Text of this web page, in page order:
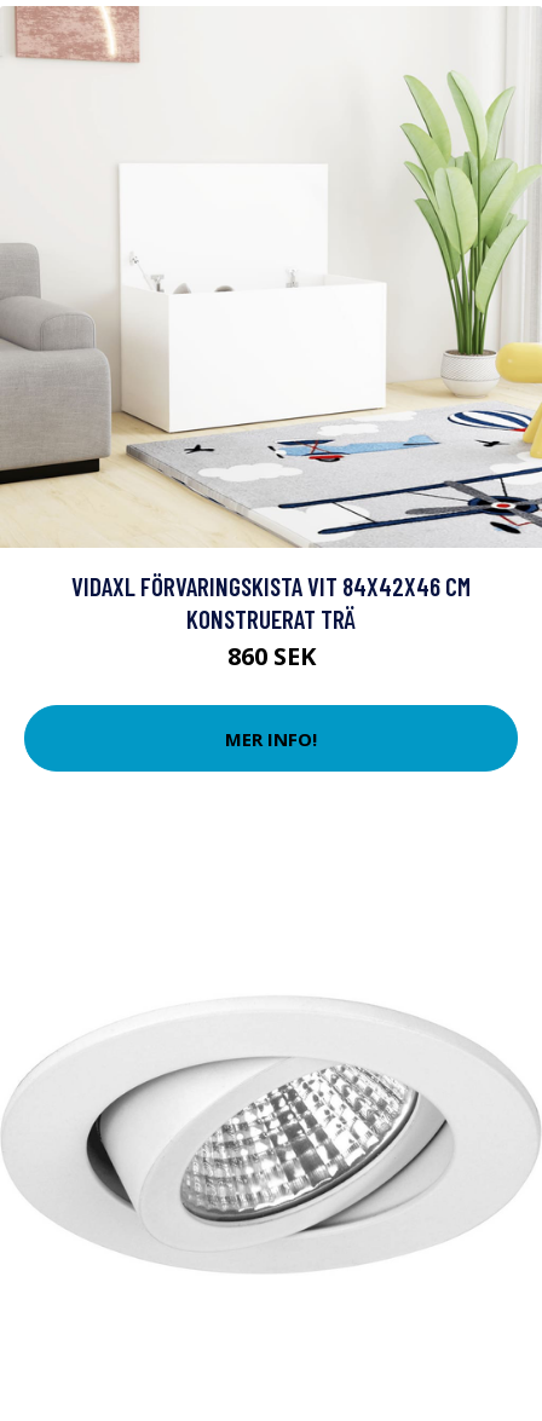
VIDAXL FÖRVARINGSKISTA VIT 84X42X46 CM
KONSTRUERAT TRÄ
860 SEK
MER INFO!